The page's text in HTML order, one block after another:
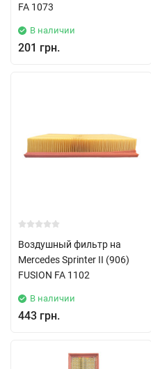
FA 1073
В наличии
201 грн.
Воздушный фильтр на
Mercedes Sprinter II (906)
FUSION FA 1102
В наличии
443 грн.